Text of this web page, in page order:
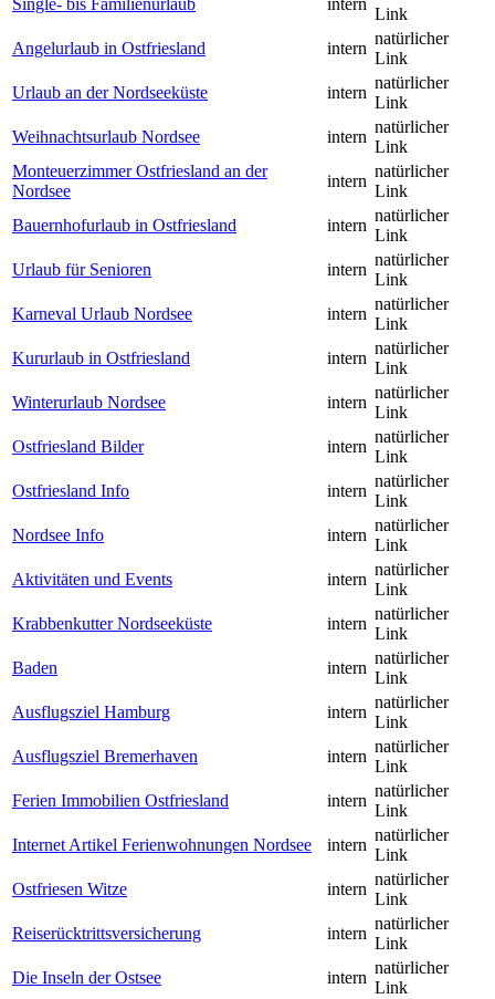
Single- bis Familienurlaub intern
Link
Angelurlaub in Ostfriesland
intern
natürlicher
Link
Urlaub an der Nordseeküste
intern
natürlicher
Link
Weihnachtsurlaub Nordsee
intern
natürlicher
Link
Monteuerzimmer Ostfriesland an der
Nordsee
intern
natürlicher
Link
Bauernhofurlaub in Ostfriesland
intern
natürlicher
Link
Urlaub für Senioren
intern
natürlicher
Link
Karneval Urlaub Nordsee
intern
natürlicher
Link
Kururlaub in Ostfriesland
intern
natürlicher
Link
Winterurlaub Nordsee
intern
natürlicher
Link
Ostfriesland Bilder
intern
natürlicher
Link
Ostfriesland Info
intern
natürlicher
Link
Nordsee Info
intern
natürlicher
Link
Aktivitäten und Events
intern
natürlicher
Link
Krabbenkutter Nordseeküste
intern
natürlicher
Link
Baden
intern
natürlicher
Link
Ausflugsziel Hamburg
intern
natürlicher
Link
Ausflugsziel Bremerhaven
intern
natürlicher
Link
Ferien Immobilien Ostfriesland
intern
natürlicher
Link
Internet Artikel Ferienwohnungen Nordsee
intern
natürlicher
Link
Ostfriesen Witze
intern
natürlicher
Link
Reiserücktrittsversicherung
intern
natürlicher
Link
Die Inseln der Ostsee
intern
natürlicher
Link